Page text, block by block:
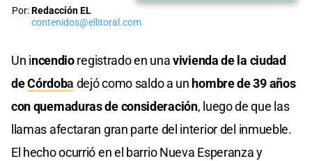
Por:Redacción EL
contenidos@ellitoral.com
Un incendioregistrado en unavivienda de la ciudad
deCórdoba dejó como saldo a un hombre de 39 años
con quemaduras de consideración, luego de que las
llamas afectaran gran parte del interior del inmueble.
El hecho ocurrió en el barrio Nueva Esperanza y